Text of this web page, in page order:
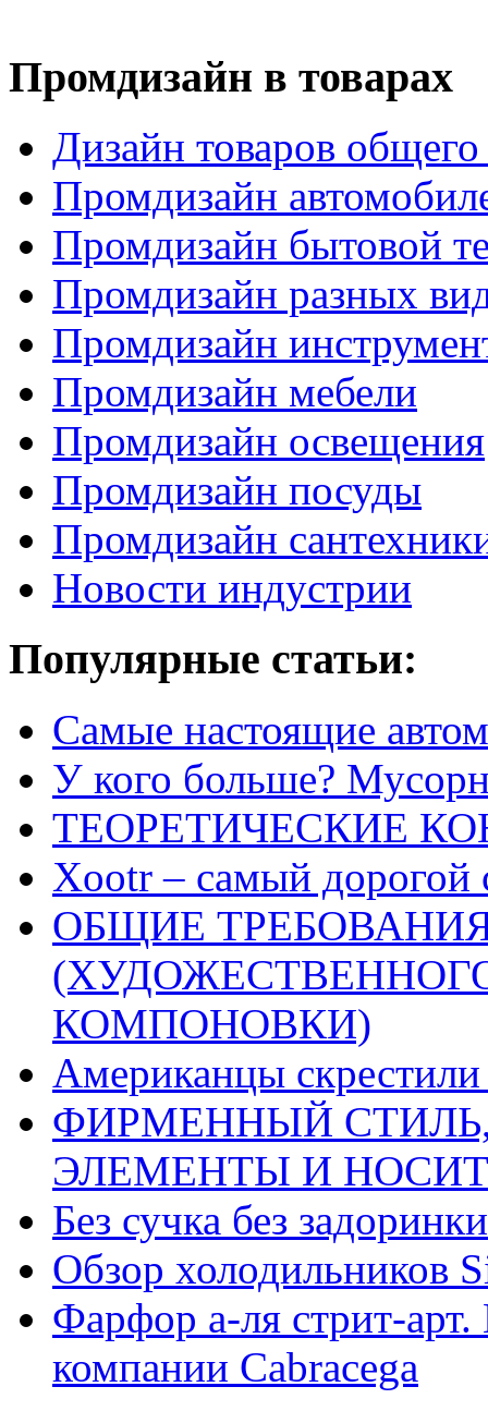
Промдизайн в товарах
Дизайн товаров общего
Промдизайн
Промдизайн бытовой
Промдизайн разных
Промдизайн
Промдизайн мебели
Промдизайн освещения
Промдизайн посуды
Промдизайн
Новости индустрии
Популярные статьи:
Самые настоящие
У кого больше?
ТЕОРЕТИЧЕСКИЕ
Xootr – самый дорогой
ОБЩИЕ
КОМПОНОВКИ)
Американцы
ФИРМЕННЫЙ
ЭЛЕМЕНТЫ И
Без сучка без
Обзор холодильников
Фарфор а-ля стрит-
компании Cabracega